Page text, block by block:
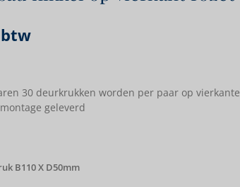
30 deurkrukken worden per paar op vierkante
geleverd
B110 X D50mm